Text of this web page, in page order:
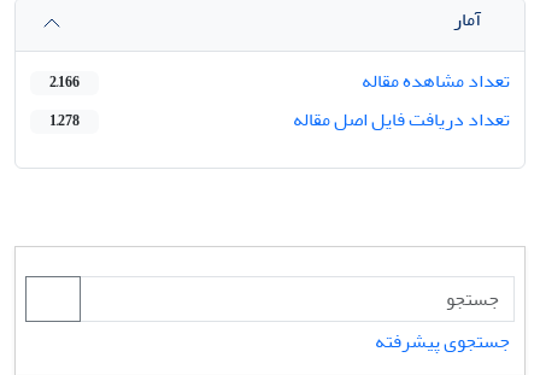
آمار
تعداد مشاهده مقاله
2,166
تعداد دریافت فایل اصل مقاله 1,278
جستجوی پیشرفته